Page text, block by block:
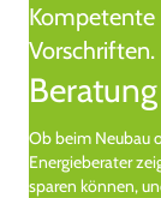
Kompetente
Vorschriften.
Beratung
Ob beim Neubau
Energieberater
sparen können,